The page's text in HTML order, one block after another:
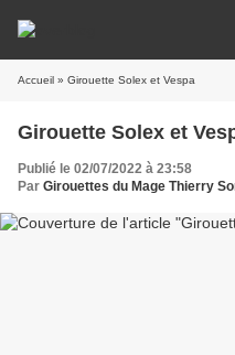
Accueil » Girouette Solex et Vespa
Girouette Solex et
Publié le 02/07/2022 à 23:58
Par Girouettes du Mage Thierry